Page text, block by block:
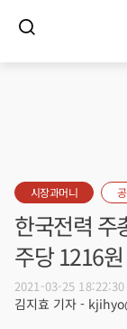
시장과머니
한국전력 주
주당 1216
2021-03-25 18:22:30
김지효 기자 -